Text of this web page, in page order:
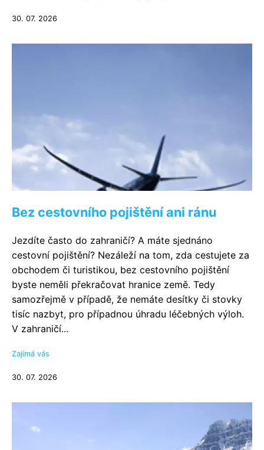
30. 07. 2026
Bez cestovního pojištění ani ránu
Jezdíte často do zahraničí? A máte sjednáno
cestovní pojištění? Nezáleží na tom, zda cestujete za
obchodem či turistikou, bez cestovního pojištění
byste neměli překračovat hranice země. Tedy
samozřejmě v případě, že nemáte desítky či stovky
tisíc nazbyt, pro případnou úhradu léčebných výloh.
V zahraničí...
Zajímá vás
30. 07. 2026